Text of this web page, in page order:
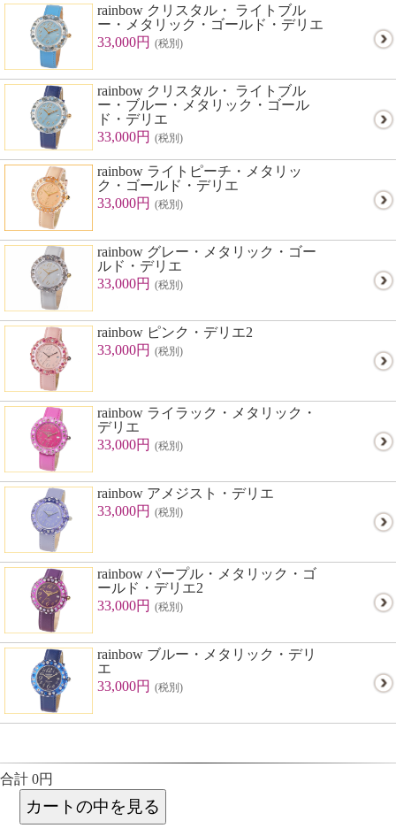
rainbow クリスタル・ ライトブル
ー・メタリック・ゴールド・デリエ
33,000円 (税別)
rainbow クリスタル・ ライトブル
ー・ブルー・メタリック・ゴール
ド・デリエ
33,000円 (税別)
rainbow ライトピーチ・メタリッ
ク・ゴールド・デリエ
33,000円 (税別)
rainbow グレー・メタリック・ゴー
ルド・デリエ
33,000円 (税別)
rainbow ピンク・デリエ2
33,000円 (税別)
rainbow ライラック・メタリック・
デリエ
33,000円 (税別)
rainbow アメジスト・デリエ
33,000円 (税別)
rainbow パープル・メタリック・ゴ
ールド・デリエ2
33,000円 (税別)
rainbow ブルー・メタリック・デリ
エ
33,000円 (税別)
合計 0円